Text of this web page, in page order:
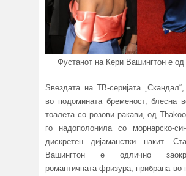
Фустанот на Кери Вашингтон е од
Ѕвездата на ТВ-серијата
во подомината бременост, блесна
тоалета со розови ракави, од
го надополонила со морнарско-
дискретен дијаманстки накит.
Вашингтон е одлично
романтичната фризура, прибрана во